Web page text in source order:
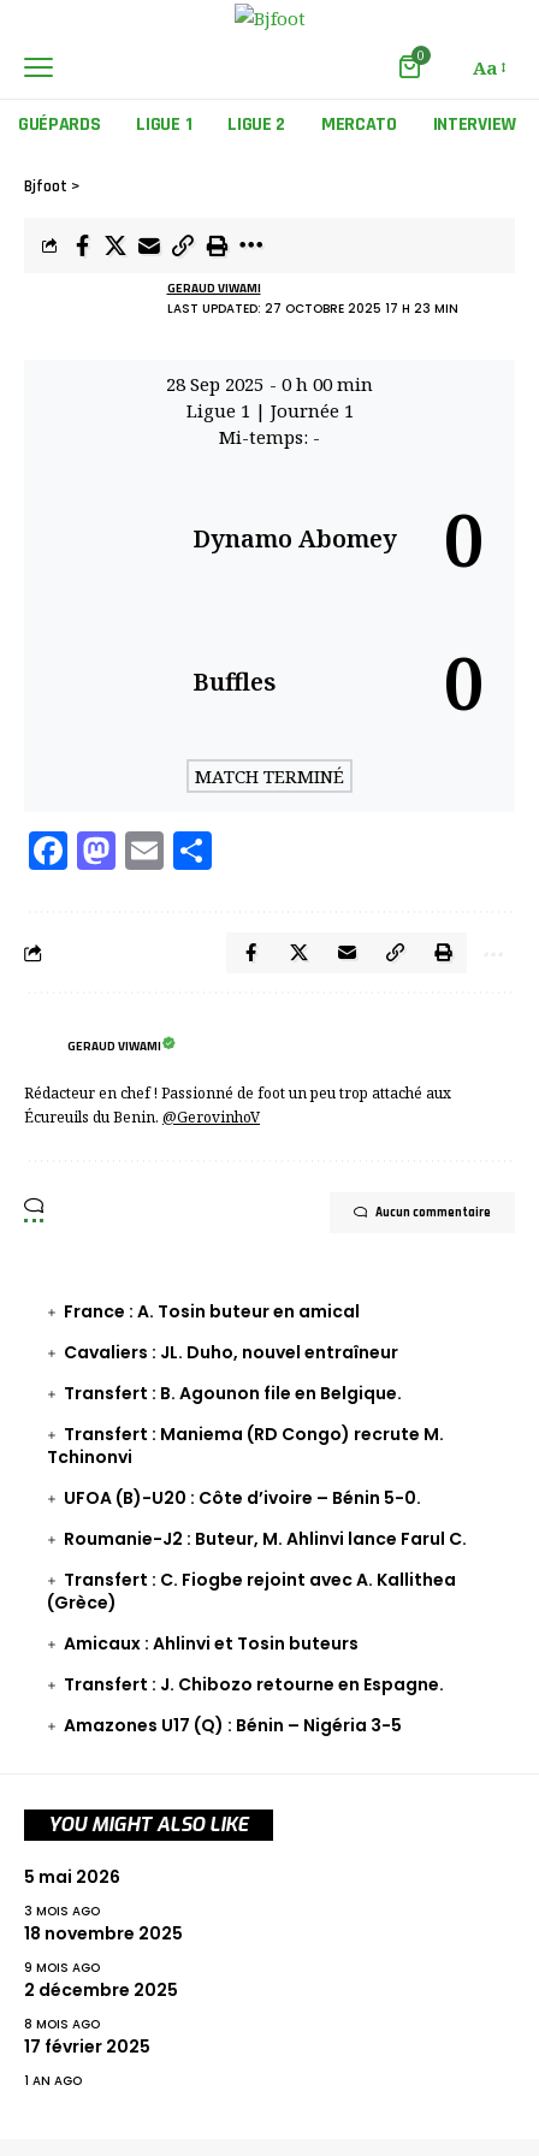
0 Aa
GUÉPARDS LIGUE 1 LIGUE 2 MERCATO INTERVIEW
Bjfoot >
LAST UPDATED: 27 OCTOBRE 2025 17 H 23 MIN
GERAUD VIWAMI
28 Sep 2025 - 0 h 00 min
Ligue 1 | Journée 1
Mi-temps: -
Dynamo Abomey 0
Buffles 0
MATCH TERMINÉ
Facebook
Mastodon
Email
GERAUD VIWAMI
Rédacteur en chef ! Passionné de foot un peu trop attaché aux
Écureuils du Benin. @GerovinhoV
Aucun commentaire
France : A. Tosin buteur en amical
Cavaliers : JL. Duho, nouvel entraîneur
Transfert : B. Agounon file en Belgique.
Transfert : Maniema (RD Congo) recrute M.
Tchinonvi
UFOA (B)-U20 : Côte d’ivoire – Bénin 5-0.
Roumanie-J2 : Buteur, M. Ahlinvi lance Farul C.
Transfert : C. Fiogbe rejoint avec A. Kallithea
(Grèce)
Amicaux : Ahlinvi et Tosin buteurs
Transfert : J. Chibozo retourne en Espagne.
Amazones U17 (Q) : Bénin – Nigéria 3-5
YOU MIGHT ALSO LIKE
5 mai 2026
3 MOIS AGO
18 novembre 2025
9 MOIS AGO
2 décembre 2025
8 MOIS AGO
17 février 2025
1 AN AGO